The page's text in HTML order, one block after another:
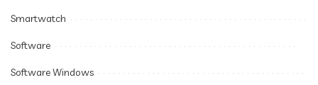
Smartwatch
Software
Software Windows